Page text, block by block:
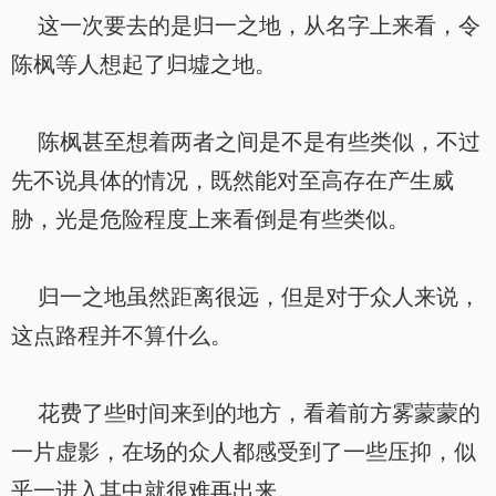
这一次要去的是归一之地，从名字上来看，令
陈枫等人想起了归墟之地。
陈枫甚至想着两者之间是不是有些类似，不过
先不说具体的情况，既然能对至高存在产生威
胁，光是危险程度上来看倒是有些类似。
归一之地虽然距离很远，但是对于众人来说，
这点路程并不算什么。
花费了些时间来到的地方，看着前方雾蒙蒙的
一片虚影，在场的众人都感受到了一些压抑，似
乎一进入其中就很难再出来。